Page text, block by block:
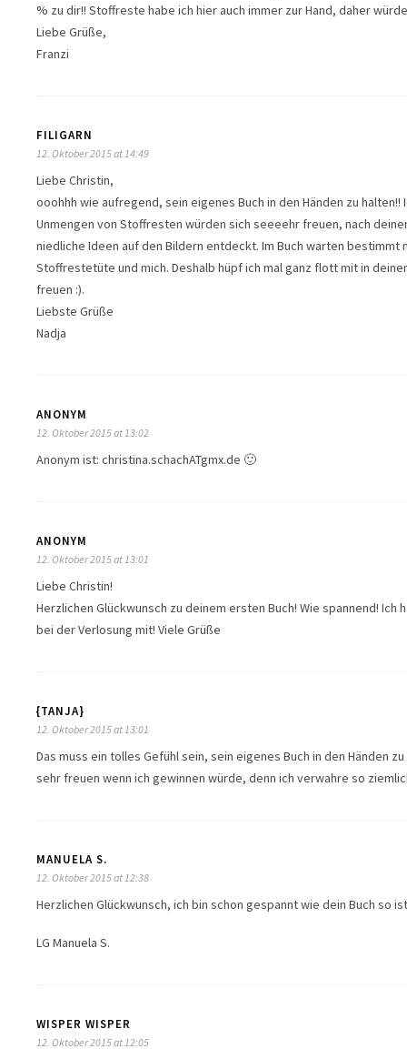
% zu dir!! Stoffreste habe ich hier auch immer zur Hand, daher
Liebe Grüße,
Franzi
FILIGARN
12. Oktober 2015 at 14:49
Liebe Christin,
ooohhh wie aufregend, sein eigenes Buch in den Händen zu
Unmengen von Stoffresten würden sich seeeehr freuen, nach
niedliche Ideen auf den Bildern entdeckt. Im Buch warten
Stoffrestetüte und mich. Deshalb hüpf ich mal ganz flott mit in
freuen :).
Liebste Grüße
Nadja
ANONYM
12. Oktober 2015 at 13:02
Anonym ist: christina.schachATgmx.de 🙂
ANONYM
12. Oktober 2015 at 13:01
Liebe Christin!
Herzlichen Glückwunsch zu deinem ersten Buch! Wie spannend!
bei der Verlosung mit! Viele Grüße
{TANJA}
12. Oktober 2015 at 13:01
Das muss ein tolles Gefühl sein, sein eigenes Buch in den Händen
sehr freuen wenn ich gewinnen würde, denn ich verwahre so
MANUELA S.
12. Oktober 2015 at 12:38
Herzlichen Glückwunsch, ich bin schon gespannt wie dein Buch so
LG Manuela S.
WISPER WISPER
12. Oktober 2015 at 12:05